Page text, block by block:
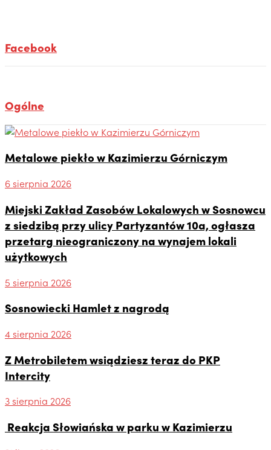
Facebook
Ogólne
Metalowe piekło w Kazimierzu Górniczym
6 sierpnia 2026
Miejski Zakład Zasobów Lokalowych w Sosnowcu
z siedzibą przy ulicy Partyzantów 10a, ogłasza
przetarg nieograniczony na wynajem lokali
użytkowych
5 sierpnia 2026
Sosnowiecki Hamlet z nagrodą
4 sierpnia 2026
Z Metrobiletem wsiądziesz teraz do PKP
Intercity
3 sierpnia 2026
Reakcja Słowiańska w parku w Kazimierzu